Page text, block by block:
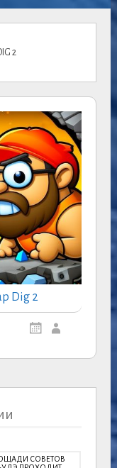
2
Dig 2
СОВЕТОВ